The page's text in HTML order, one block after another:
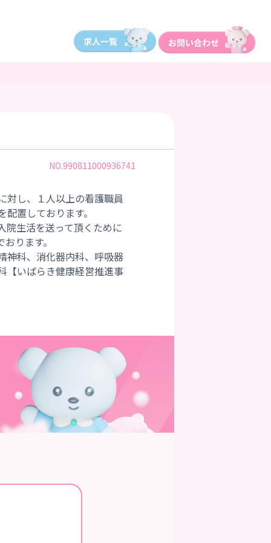
NO.990811000936741
対し、１人以上の看護職員
置しております。
院生活を送って頂くために
ります。
神科、消化器内科、呼吸器
【いばらき健康経営推進事